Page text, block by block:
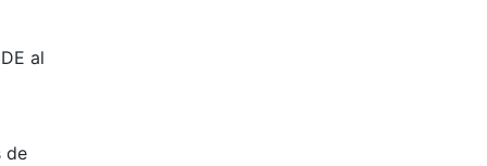
al
de